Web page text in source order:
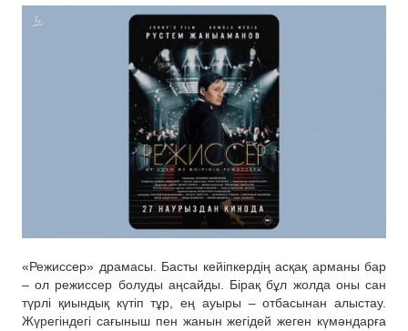
«Режиссер» драмасы. Басты кейіпкердің асқақ арманы бар
– ол режиссер болуды аңсайды. Бірақ бұл жолда оны сан
түрлі қиындық күтіп тұр, ең ауыры – отбасынан алыстау.
Жүрегіндегі сағыныш пен жанын жегідей жеген күмәндарға